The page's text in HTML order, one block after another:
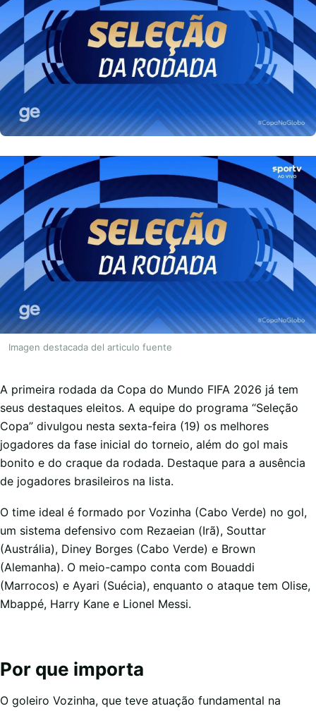
Imagen destacada del articulo fuente
A primeira rodada da Copa do Mundo FIFA 2026 já tem
seus destaques eleitos. A equipe do programa “Seleção
Copa” divulgou nesta sexta-feira (19) os melhores
jogadores da fase inicial do torneio, além do gol mais
bonito e do craque da rodada. Destaque para a ausência
de jogadores brasileiros na lista.
O time ideal é formado por Vozinha (Cabo Verde) no gol,
um sistema defensivo com Rezaeian (Irã), Souttar
(Austrália), Diney Borges (Cabo Verde) e Brown
(Alemanha). O meio-campo conta com Bouaddi
(Marrocos) e Ayari (Suécia), enquanto o ataque tem Olise,
Mbappé, Harry Kane e Lionel Messi.
Por que importa
O goleiro Vozinha, que teve atuação fundamental na